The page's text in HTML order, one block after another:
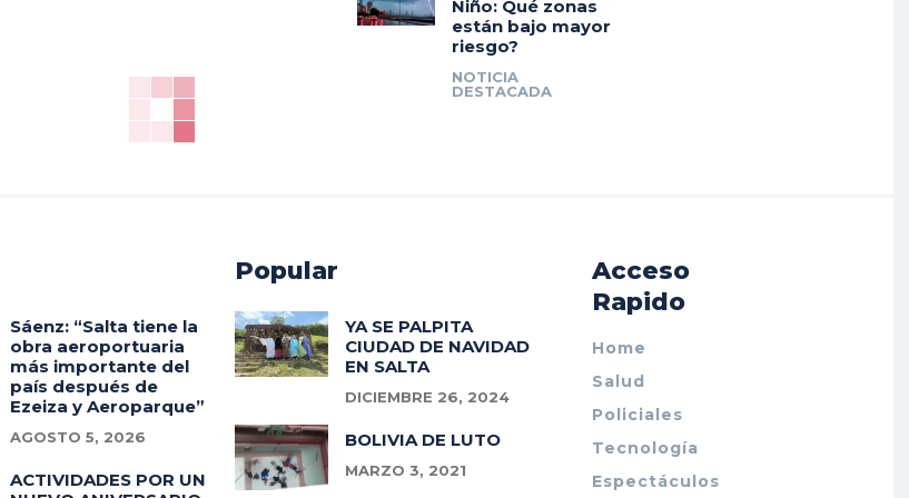
Niño: Qué zonas
están bajo mayor
riesgo?
NOTICIA
DESTACADA
Sáenz: “Salta tiene la
obra aeroportuaria
más importante del
país después de
Ezeiza y Aeroparque”
AGOSTO 5, 2026
ACTIVIDADES POR UN
Popular
YA SE PALPITA
CIUDAD DE NAVIDAD
EN SALTA
DICIEMBRE 26, 2024
BOLIVIA DE LUTO
MARZO 3, 2021
Acceso
Rapido
Home
Salud
Policiales
Tecnología
Espectáculos